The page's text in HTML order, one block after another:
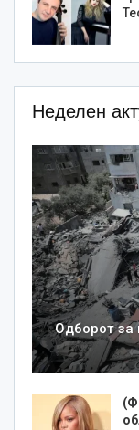
Неделен
Одборот за